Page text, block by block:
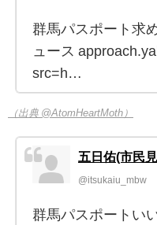
群馬パスポート求
ュース
src=h…
（出典 @AtomHeartMoth）
五日佑(市民
@itsukaiu_mbw
群馬パスポートい